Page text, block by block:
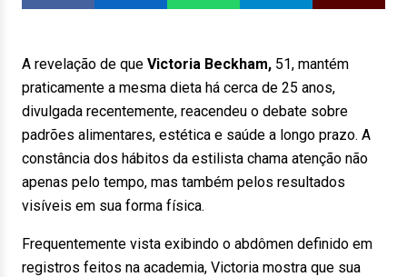
A revelação de que Victoria Beckham, 51, mantém
praticamente a mesma dieta há cerca de 25 anos,
divulgada recentemente, reacendeu o debate sobre
padrões alimentares, estética e saúde a longo prazo. A
constância dos hábitos da estilista chama atenção não
apenas pelo tempo, mas também pelos resultados
visíveis em sua forma física.
Frequentemente vista exibindo o abdômen definido em
registros feitos na academia, Victoria mostra que sua